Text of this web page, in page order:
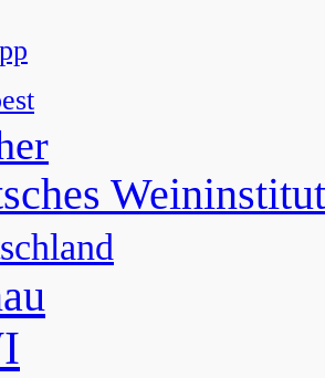
Weininstitut